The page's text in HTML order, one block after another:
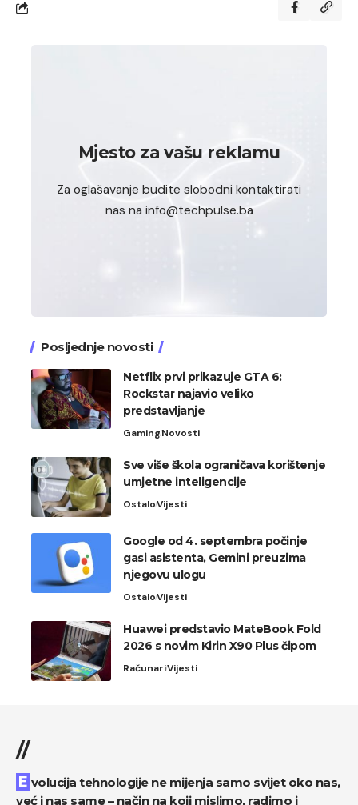
Mjesto za vašu reklamu
Za oglašavanje budite slobodni kontaktirati
nas na info@techpulse.ba
Posljednje novosti
Netflix prvi prikazuje GTA 6:
Rockstar najavio veliko
predstavljanje
GamingNovosti
Sve više škola ograničava korištenje
umjetne inteligencije
OstaloVijesti
Google od 4. septembra počinje
gasi asistenta, Gemini preuzima
njegovu ulogu
OstaloVijesti
Huawei predstavio MateBook Fold
2026 s novim Kirin X90 Plus čipom
RačunariVijesti
//
Evolucija tehnologije ne mijenja samo svijet oko nas,
već i nas same – način na koji mislimo, radimo i